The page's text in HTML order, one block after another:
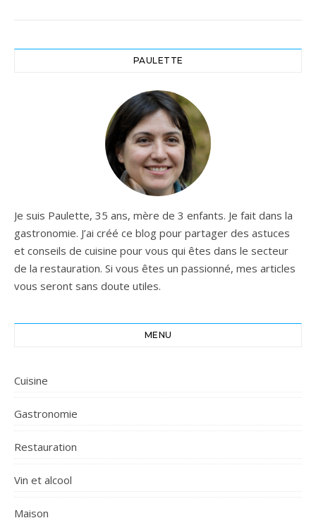
PAULETTE
Je suis Paulette, 35 ans, mère de 3 enfants. Je fait dans la
gastronomie. J’ai créé ce blog pour partager des astuces
et conseils de cuisine pour vous qui êtes dans le secteur
de la restauration. Si vous êtes un passionné, mes articles
vous seront sans doute utiles.
MENU
Cuisine
Gastronomie
Restauration
Vin et alcool
Maison